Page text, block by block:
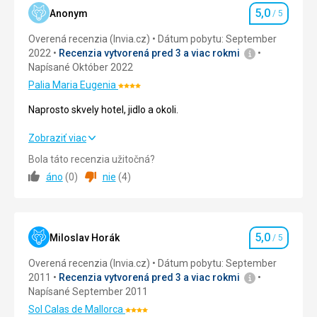
otvorená
celý
Nenáročné
záhrady /
Anonym Hodnotenie
5,0 / 5
Overená recenzia (Invia.cz)
Dátum pobytu: September
2022
Recenzia vytvorená pred 3 a viac rokmi
Napísané Október 2022
Palia Maria EugeniaHodnotenie:
4/5
Naprosto skvely hotel, jidlo a okoli.
Naprosto skvely hotel, jidlo a okoli.
Strava
Služby 5,0/ 5
Cena
Zobraziť viac
Bola táto recenzia užitočná?
áno (0) nie (4)
Miloslav Horák Hodnotenie
5,0 / 5
Overená recenzia (Invia.cz)
Dátum pobytu: September
2011
Recenzia vytvorená pred 3 a viac rokmi
Napísané September 2011
Sol Calas de MallorcaHodnotenie: